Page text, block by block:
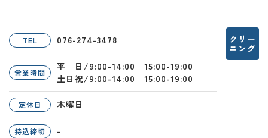
TEL 076-274-3478
営業時間
平 日/9:00-14:00 15:00-19:00
土日祝/9:00-14:00 15:00-19:00
定休日 木曜日
持込締切 -
クリー
ニング